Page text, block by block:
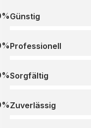
Günstig
Professionell
Sorgfältig
Zuverlässig